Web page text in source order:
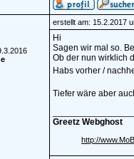
erstellt am: 15.2.2017
Hi
Sagen wir mal so.
Ob der nun wirklich
Habs vorher /
Tiefer wäre aber
Greetz Webghost
http://